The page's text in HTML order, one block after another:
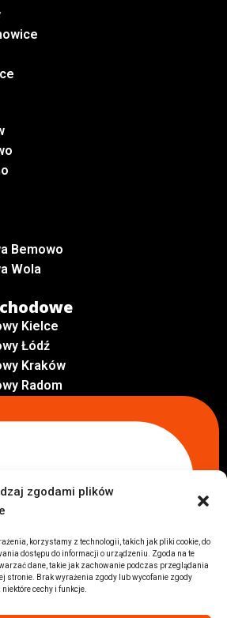
zgodami plików
korzystamy z technologii, takich jak pliki cookie, do
dostępu do informacji o urządzeniu. Zgoda na te
dane, takie jak zachowanie podczas przeglądania
stronie. Brak wyrażenia zgody lub wycofanie zgody
cechy i funkcje.
Bemowo
Wola
Kielce
Łódź
Kraków
Radom
Opole
Lublin